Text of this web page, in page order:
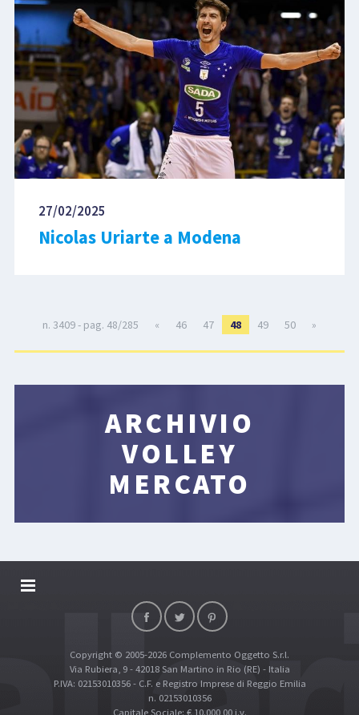
27/02/2025
Nicolas Uriarte a Modena
n. 3409 - pag. 48/285 « 46 47 48 49 50 »
ARCHIVIO
VOLLEY
MERCATO
DALLARIVOLLEY SOSTIENE
TOP RICERCHECopyright © 2005-2026 Complemento Oggetto S.r.l.
Via Rubiera, 9 - 42018 San Martino in Rio (RE) - Italia
P.IVA: 02153010356 - C.F. e Registro Imprese di Reggio Emilia
n. 02153010356
Capitale Sociale: € 10.000,00 i.v.